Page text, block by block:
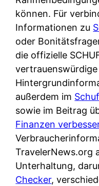
M
I
R
?
w
i
t
e
e
a
t
e
n
K
ü
c
h
e
n
t
i
s
können. Für
Informationen zu
oder
die offizielle
außerdem im
sowie im Beitrag
Finanzen
TravelerNews.org
Unterhaltung,
Checker,